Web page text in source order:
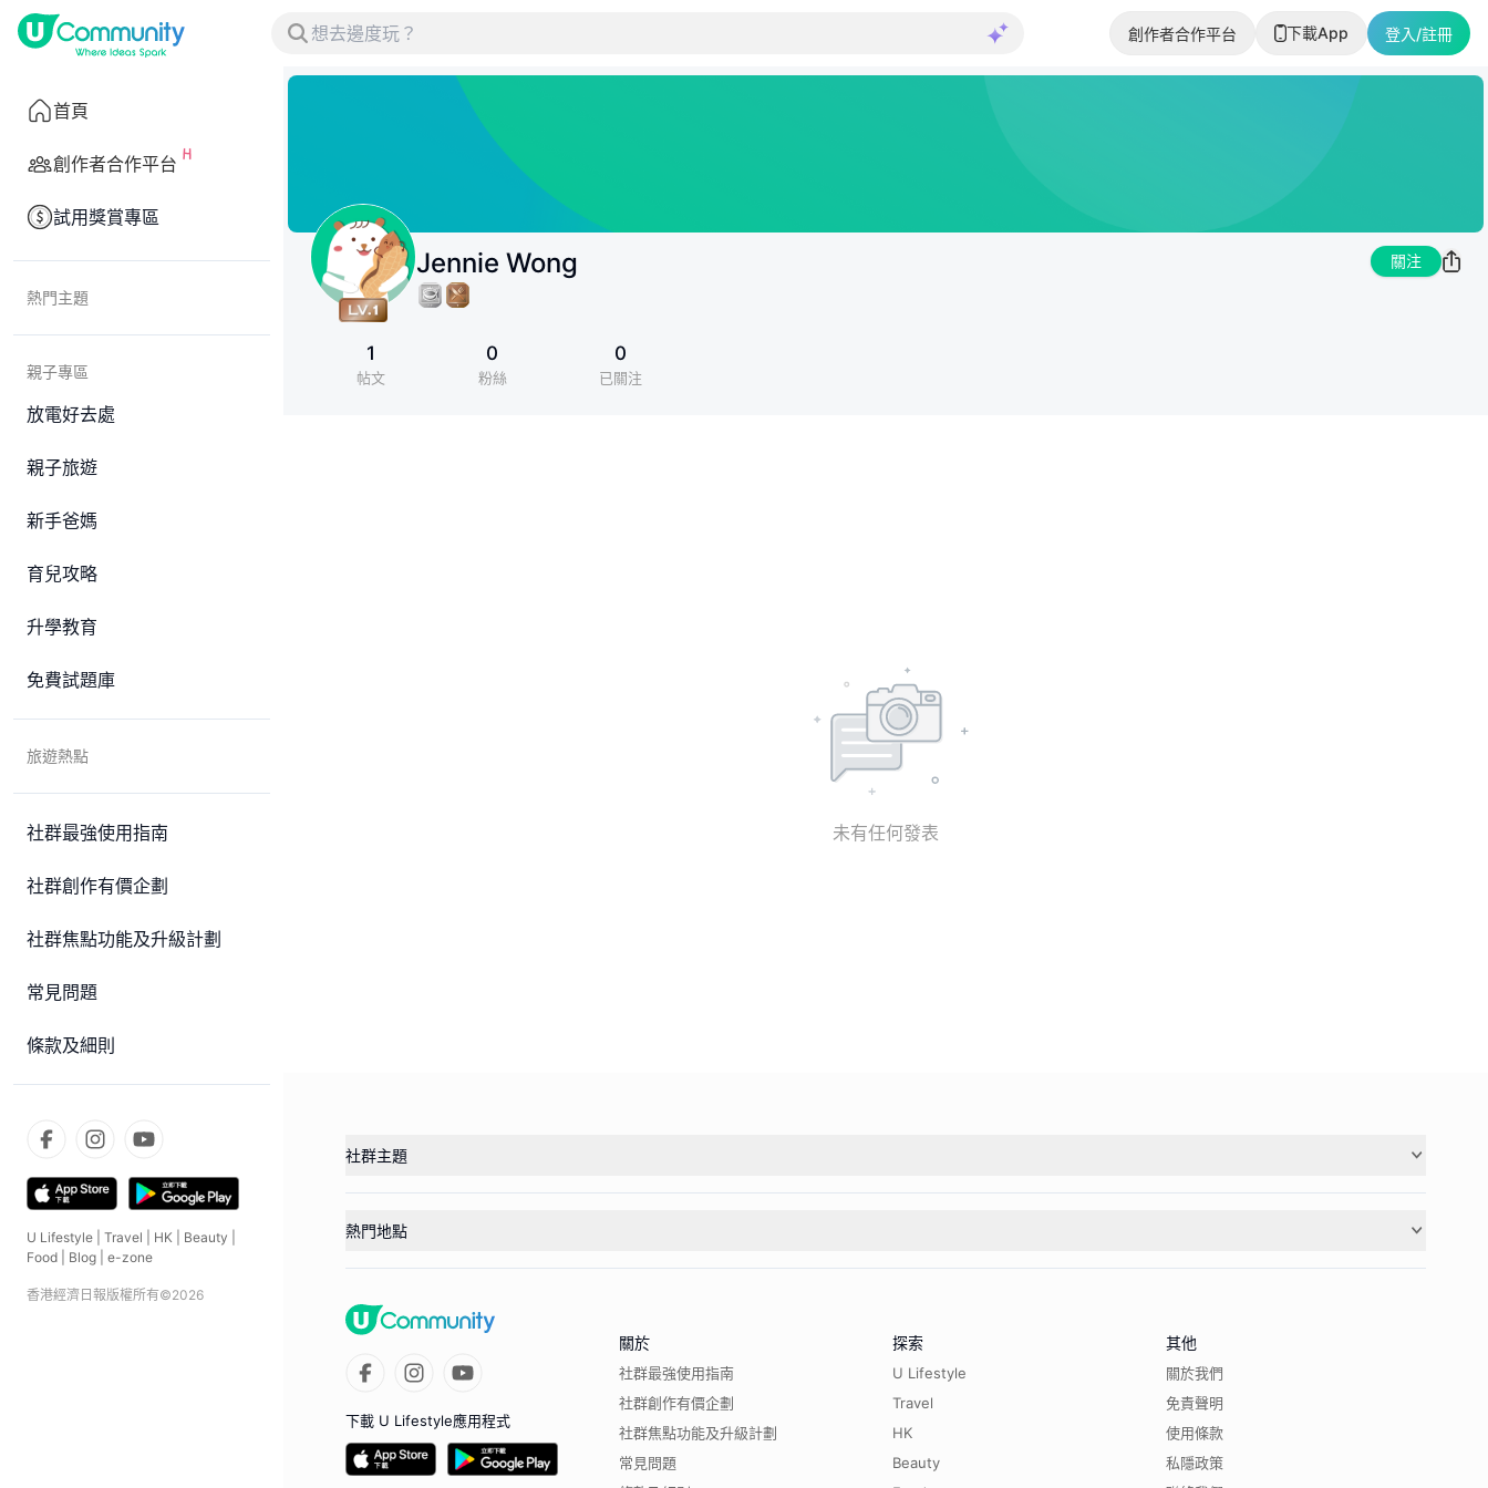
創作者合作平台 下載App 登入/註冊
首頁
創作者合作平台
試用獎賞專區
熱門主題
親子專區
放電好去處
親子旅遊
新手爸媽
育兒攻略
升學教育
免費試題庫
旅遊熱點
社群最強使用指南
社群創作有價企劃
社群焦點功能及升級計劃
常見問題
條款及細則
U Lifestyle Travel HK Beauty
Food
Blog e-zone
香港經濟日報版權所有©2026
Jennie Wong 關注
1
帖文
0
粉絲
0
已關注
未有任何發表
社群主題
熱門地點
下載 U Lifestyle應用程式
關於
社群最強使用指南
社群創作有價企劃
社群焦點功能及升級計劃
常見問題
探索
U Lifestyle
Travel
HK
Beauty
其他
關於我們
免責聲明
使用條款
私隱政策